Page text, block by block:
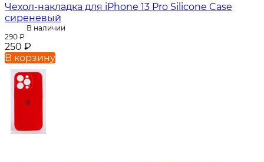
Чехол-накладка для iPhone 13 Pro Silicone Case
сиреневый
В наличии
290 ₽
250 ₽
В корзину